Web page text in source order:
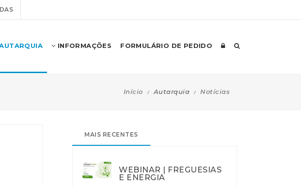
INFORMAÇÕES FORMULÁRIO DE PEDIDO
Início Autarquia Notícias
MAIS RECENTES
WEBINAR | FREGUESIAS
E ENERGIA